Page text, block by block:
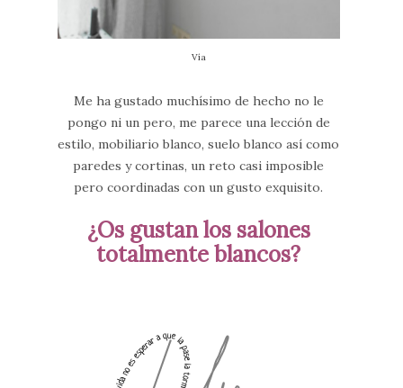
Vía
Me ha gustado muchísimo de hecho no le
pongo ni un pero, me parece una lección de
estilo, mobiliario blanco, suelo blanco así como
paredes y cortinas, un reto casi imposible
pero coordinadas con un gusto exquisito.
¿Os gustan los salones
totalmente blancos?